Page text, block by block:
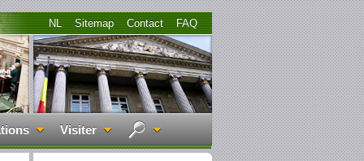
FAQ
Contact
Sitemap
NL
Visiter